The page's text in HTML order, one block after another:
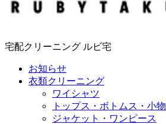
宅配クリーニング ルビ宅
お知らせ
衣類クリーニング
ワイシャツ
トップス・ボトムス・小物
ジャケット・ワンピース